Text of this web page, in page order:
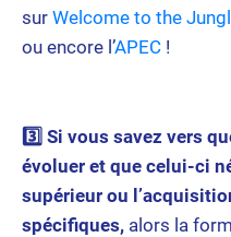
sur Welcome to the
ou encore l’APEC !
3️⃣ Si vous savez vers
évoluer et que celui-ci
supérieur ou
spécifiques, alors la